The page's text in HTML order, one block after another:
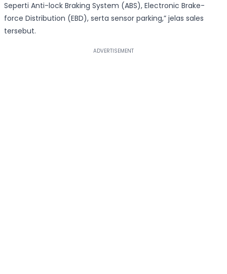
Seperti Anti-lock Braking System (ABS), Electronic Brake-
force Distribution (EBD), serta sensor parking,” jelas sales
tersebut.